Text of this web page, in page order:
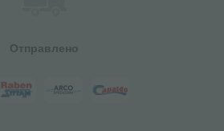
Отправлено